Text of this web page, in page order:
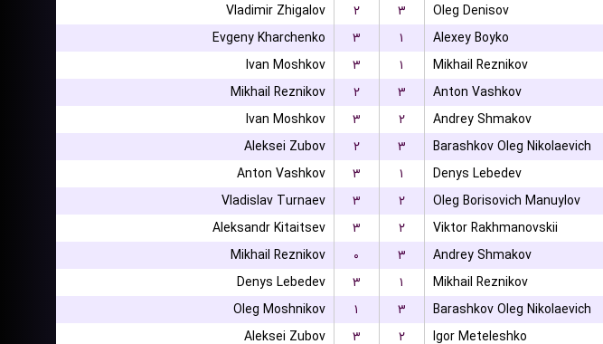
Vladimir Zhigalov
۲ ۳ Oleg Denisov
Evgeny Kharchenko
۳ ۱ Alexey Boyko
Ivan Moshkov
۳ ۱ Mikhail Reznikov
Mikhail Reznikov
۲ ۳ Anton Vashkov
Ivan Moshkov
۳ ۲ Andrey Shmakov
Aleksei Zubov
۲ ۳ Barashkov Oleg Nikolaevich
Anton Vashkov
۳ ۱ Denys Lebedev
Vladislav Turnaev
۳ ۲ Oleg Borisovich Manuylov
Aleksandr Kitaitsev
۳ ۲ Viktor Rakhmanovskii
Mikhail Reznikov
۰ ۳ Andrey Shmakov
Denys Lebedev
۳ ۱ Mikhail Reznikov
Oleg Moshnikov
۱ ۳ Barashkov Oleg Nikolaevich
Aleksei Zubov
۳ ۲ Igor Meteleshko